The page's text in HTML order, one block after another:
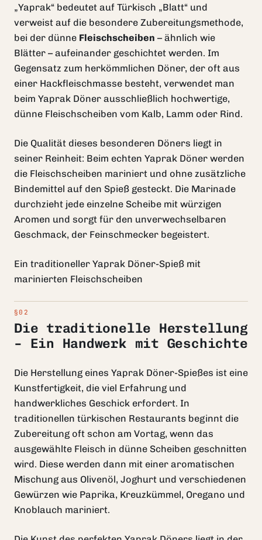
„Yaprak“ bedeutet auf Türkisch „Blatt“ und
verweist auf die besondere Zubereitungsmethode,
bei der dünne Fleischscheiben – ähnlich wie
Blätter – aufeinander geschichtet werden. Im
Gegensatz zum herkömmlichen Döner, der oft aus
einer Hackfleischmasse besteht, verwendet man
beim Yaprak Döner ausschließlich hochwertige,
dünne Fleischscheiben vom Kalb, Lamm oder Rind.
Die Qualität dieses besonderen Döners liegt in
seiner Reinheit: Beim echten Yaprak Döner werden
die Fleischscheiben mariniert und ohne zusätzliche
Bindemittel auf den Spieß gesteckt. Die Marinade
durchzieht jede einzelne Scheibe mit würzigen
Aromen und sorgt für den unverwechselbaren
Geschmack, der Feinschmecker begeistert.
Ein traditioneller Yaprak Döner-Spieß mit
marinierten Fleischscheiben
Die traditionelle Herstellung
– Ein Handwerk mit Geschichte
Die Herstellung eines Yaprak Döner-Spießes ist eine
Kunstfertigkeit, die viel Erfahrung und
handwerkliches Geschick erfordert. In
traditionellen türkischen Restaurants beginnt die
Zubereitung oft schon am Vortag, wenn das
ausgewählte Fleisch in dünne Scheiben geschnitten
wird. Diese werden dann mit einer aromatischen
Mischung aus Olivenöl, Joghurt und verschiedenen
Gewürzen wie Paprika, Kreuzkümmel, Oregano und
Knoblauch mariniert.